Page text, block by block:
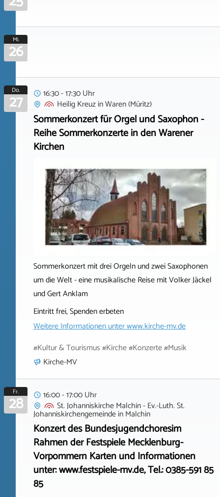
Mi.
26
Do.
27
16:30 - 17:30 Uhr
Heilig KreuzinWaren (Müritz)
Sommerkonzert für Orgel und Saxophon -
Reihe Sommerkonzerte in den Warener
Kirchen
Sommerkonzert mit drei Orgeln und zwei Saxophonen
um die Welt - eine musikalische Reise mit Volker Jäckel
und Gert Anklam
Eintritt frei, Spenden erbeten
Weitere Informationen unterwww.kirche-mv.de
#Kultur & Tourismus #Kirche #Konzerte #Musik
Kirche-MV
Fr.
28
16:00 - 17:00 Uhr
St. Johanniskirche Malchin - Ev.-Luth. St.
JohanniskirchengemeindeinMalchin
Konzert des Bundesjugendchoresim
Rahmen der Festspiele Mecklenburg-
Vorpommern Karten und Informationen
unter: www.festspiele-mv.de, Tel.: 0385-591 85
85